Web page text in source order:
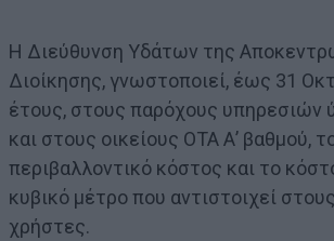
Η Διεύθυνση Υδάτων της
Διοίκησης, γνωστοποιεί, έως 31
έτους, στους παρόχους υπηρεσιών
και στους οικείους ΟΤΑ Α’ βαθμού,
περιβαλλοντικό κόστος και το
κυβικό μέτρο που αντιστοιχεί
χρήστες.